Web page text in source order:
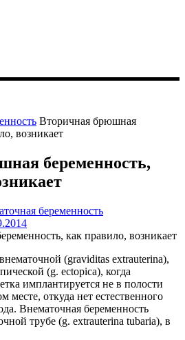
Вторичная брюшная
возникает
беременность,
беременность
(graviditas extrauterina),
(g. ectopica), когда
имплантируется не в полости
месте, откуда нет естественного
Внематочная беременность
трубе (g. extrauterina tubaria), в